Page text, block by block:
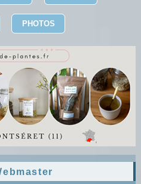
PHOTOS